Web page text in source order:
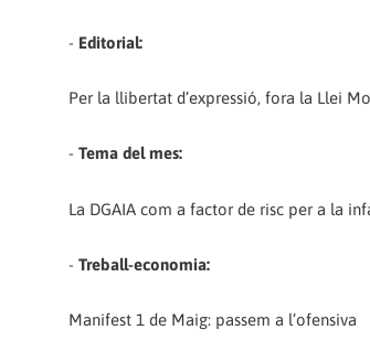
- Editorial:
Per la llibertat d’expressió, fora la Llei
- Tema del mes:
La DGAIA com a factor de risc per a la
- Treball-economia:
Manifest 1 de Maig: passem a l’ofensiva